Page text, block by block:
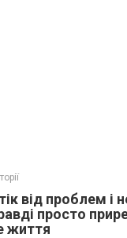
від проблем і
просто
життя